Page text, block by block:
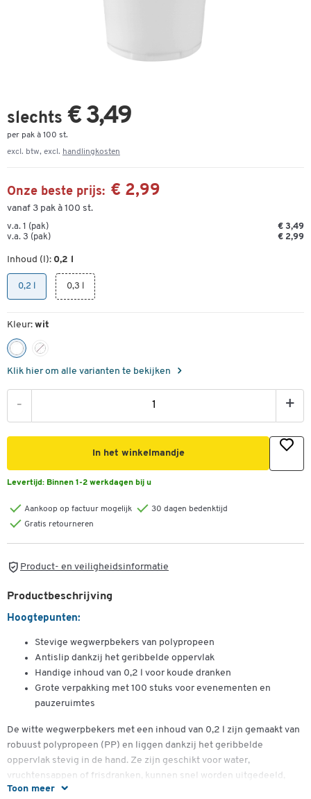
slechts € 3,49
per pak à 100 st.
excl. btw, excl. handlingkosten
Onze beste prijs: € 2,99
vanaf 3 pak à 100 st.
v.a. 1 (pak)
€ 3,49
v.a. 3 (pak)
€ 2,99
Inhoud (l): 0,2 l
0,2 l 0,3 l
Kleur: wit
Klik hier om alle varianten te bekijken
- +
In het winkelmandje
Levertijd: Binnen 1-2 werkdagen bij u
Aankoop op factuur mogelijk
30 dagen bedenktijd
Gratis retourneren
Product- en veiligheidsinformatie
Toon meer
Productbeschrijving
Hoogtepunten:
Stevige wegwerpbekers van polypropeen
Antislip dankzij het geribbelde oppervlak
Handige inhoud van 0,2 l voor koude dranken
Grote verpakking met 100 stuks voor evenementen en
pauzeruimtes
De witte wegwerpbekers met een inhoud van 0,2 l zijn gemaakt van
robuust polypropeen (PP) en liggen dankzij het geribbelde
oppervlak stevig in de hand. Ze zijn geschikt voor water,
vruchtensappen of frisdranken, kunnen snel worden uitgedeeld,
zijn stapelbaar en na gebruik eenvoudig weg te gooien.